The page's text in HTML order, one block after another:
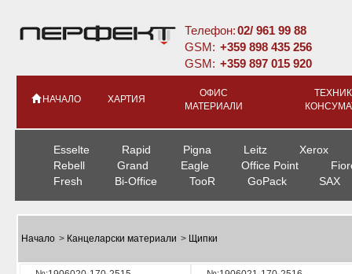
Телефон:02/ 961 99 88
GSM: +359 898 435 256
GSM: +359 897 015 920
НАЧАЛО ХАРТИЯ
ОФИС
МАТЕРИАЛИ
Esselte Rapid Pigna Leitz
Xerox
Rebell
Grand Eagle Office Point
Fresh
Bi-Office TooR GoPack SAX
Начало > Канцеларски материали > Щипки